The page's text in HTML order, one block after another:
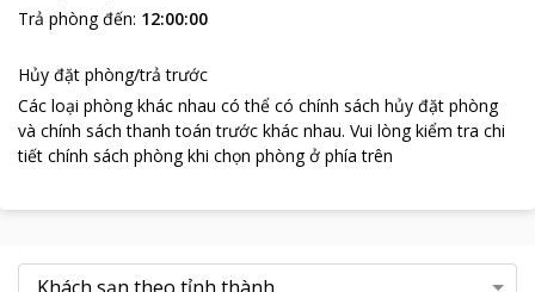
Trả phòng đến: 12:00:00
Hủy đặt phòng/trả trước
Các loại phòng khác nhau có thể có chính sách hủy đặt phòng
và chính sách thanh toán trước khác nhau. Vui lòng kiểm tra chi
tiết chính sách phòng khi chọn phòng ở phía trên